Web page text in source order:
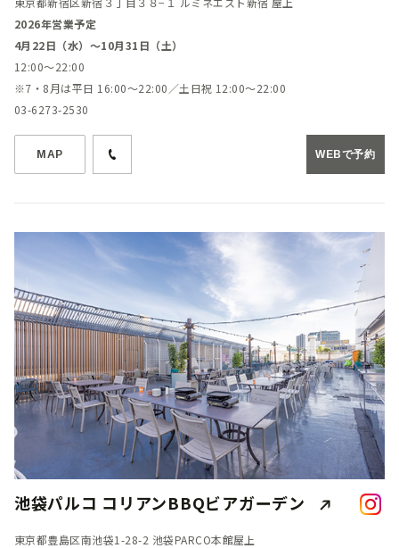
2026年営業予定
4月22日（水）～10月31日（土）
12:00～22:00
※7・8月は平日 16:00～22:00／土日祝 12:00～22:00
03-6273-2530
MAP WEBで予約
池袋パルコ コリアンBBQビアガーデン
東京都豊島区南池袋1-28-2 池袋PARCO本館屋上